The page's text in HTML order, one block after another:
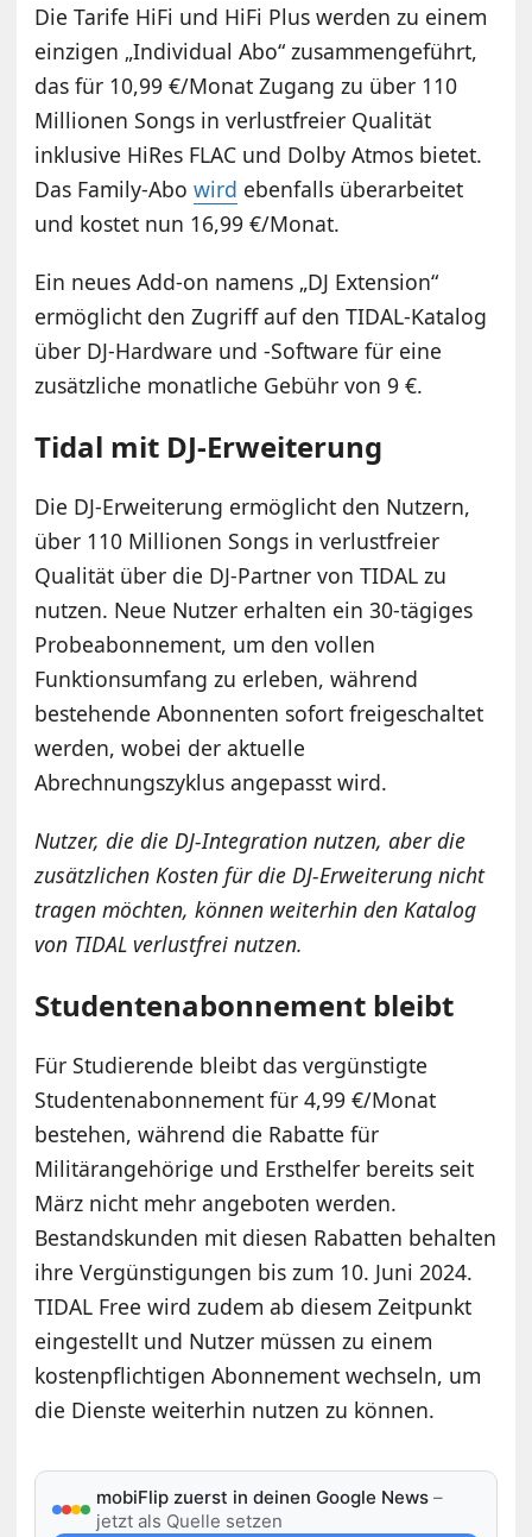
Die Tarife HiFi und HiFi Plus werden zu einem
einzigen „Individual Abo“ zusammengeführt,
das für 10,99 €/Monat Zugang zu über 110
Millionen Songs in verlustfreier Qualität
inklusive HiRes FLAC und Dolby Atmos bietet.
Das Family-Abowird ebenfalls überarbeitet
und kostet nun 16,99 €/Monat.
Ein neues Add-on namens „DJ Extension“
ermöglicht den Zugriff auf den TIDAL-Katalog
über DJ-Hardware und -Software für eine
zusätzliche monatliche Gebühr von 9 €.
Tidal mit DJ-Erweiterung
Die DJ-Erweiterung ermöglicht den Nutzern,
über 110 Millionen Songs in verlustfreier
Qualität über die DJ-Partner von TIDAL zu
nutzen. Neue Nutzer erhalten ein 30-tägiges
Probeabonnement, um den vollen
Funktionsumfang zu erleben, während
bestehende Abonnenten sofort freigeschaltet
werden, wobei der aktuelle
Abrechnungszyklus angepasst wird.
Nutzer, die die DJ-Integration nutzen, aber die
zusätzlichen Kosten für die DJ-Erweiterung nicht
tragen möchten, können weiterhin den Katalog
von TIDAL verlustfrei nutzen.
Studentenabonnement bleibt
Für Studierende bleibt das vergünstigte
Studentenabonnement für 4,99 €/Monat
bestehen, während die Rabatte für
Militärangehörige und Ersthelfer bereits seit
März nicht mehr angeboten werden.
Bestandskunden mit diesen Rabatten behalten
ihre Vergünstigungen bis zum 10. Juni 2024.
TIDAL Free wird zudem ab diesem Zeitpunkt
eingestellt und Nutzer müssen zu einem
kostenpflichtigen Abonnement wechseln, um
die Dienste weiterhin nutzen zu können.
mobiFlip zuerst in deinen Google News –
jetzt als Quelle setzen